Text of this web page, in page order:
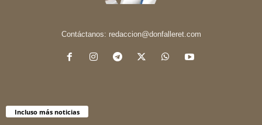
Contáctanos: redaccion@donfalleret.com
Incluso más noticias